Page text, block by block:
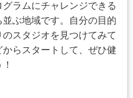
ラムにチャレンジできる
ぶ地域です。自分の目的
スタジオを見つけてみて
らスタートして、ぜひ健